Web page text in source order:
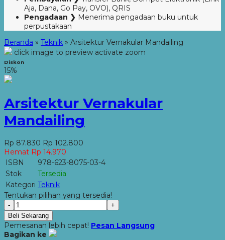
Aja, Dana, Go Pay, OVO), QRIS
Pengadaan ❯ Menerima pengadaan buku untuk
perpustakaan
Beranda » Teknik » Arsitektur Vernakular Mandailing
click image to preview activate zoom
Diskon
15%
Arsitektur Vernakular
Mandailing
Rp 87.830 Rp 102.800
Hemat Rp 14.970
ISBN
978-623-8075-03-4
Stok
Tersedia
Kategori Teknik
Tentukan pilihan yang tersedia!
-
+
Beli Sekarang
Pemesanan lebih cepat! Pesan Langsung
Bagikan ke